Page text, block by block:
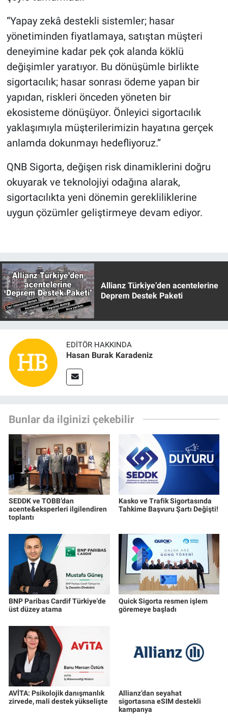
“Yapay zekâ destekli sistemler; hasar
yönetiminden fiyatlamaya, satıştan müşteri
deneyimine kadar pek çok alanda köklü
değişimler yaratıyor. Bu dönüşümle birlikte
sigortacılık; hasar sonrası ödeme yapan bir
yapıdan, riskleri önceden yöneten bir
ekosisteme dönüşüyor. Önleyici sigortacılık
yaklaşımıyla müşterilerimizin hayatına gerçek
anlamda dokunmayı hedefliyoruz.”
QNB Sigorta, değişen risk dinamiklerini doğru
okuyarak ve teknolojiyi odağına alarak,
sigortacılıkta yeni dönemin gerekliliklerine
uygun çözümler geliştirmeye devam ediyor.
Allianz Türkiye’den acentelerine
Deprem Destek Paketi
EDITÖR HAKKINDA
Hasan Burak Karadeniz
Bunlar da ilginizi çekebilir
SEDDK ve TOBB’dan
acente&eksperleri ilgilendiren
toplantı
Kasko ve Trafik Sigortasında
Tahkime Başvuru Şartı Değişti!
BNP Paribas Cardif Türkiye'de
üst düzey atama
Quick Sigorta resmen işlem
göremeye başladı
AVİTA: Psikolojik danışmanlık
zirvede, mali destek yükselişte
Allianz’dan seyahat
sigortasına eSIM destekli
kampanya